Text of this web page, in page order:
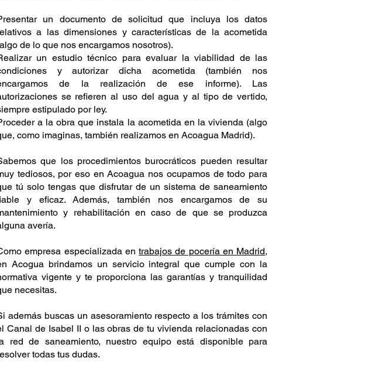
un documento de solicitud que incluya los datos
a las dimensiones y características de la acometida
de lo que nos encargamos nosotros).
un estudio técnico para evaluar la viabilidad de las
y autorizar dicha acometida (también nos
de la realización de ese informe). Las
se refieren al uso del agua y al tipo de vertido,
estipulado por ley.
a la obra que instala la acometida en la vivienda (algo
como imaginas, también realizamos en Acoagua Madrid).
que los procedimientos burocráticos pueden resultar
tediosos, por eso en Acoagua nos ocupamos de todo para
tú solo tengas que disfrutar de un sistema de saneamiento
y eficaz. Además, también nos encargamos de su
y rehabilitación en caso de que se produzca
avería.
empresa especializada en trabajos de pocería en Madrid,
Acogua brindamos un servicio integral que cumple con la
vigente y te proporciona las garantías y tranquilidad
necesitas.
además buscas un asesoramiento respecto a los trámites con
Canal de Isabel II o las obras de tu vivienda relacionadas con
red de saneamiento, nuestro equipo está disponible para
todas tus dudas.